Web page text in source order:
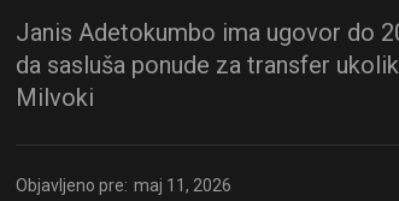
Janis Adetokumbo ima ugovor do
da sasluša ponude za transfer
Milvoki
Objavljeno pre: maj 11, 2026